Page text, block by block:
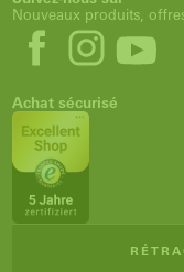
Nouveaux produits,
Achat sécurisé